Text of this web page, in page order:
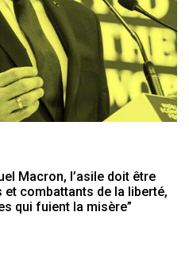
Macron, l’asile doit être
et combattants de la liberté,
qui fuient la misère”